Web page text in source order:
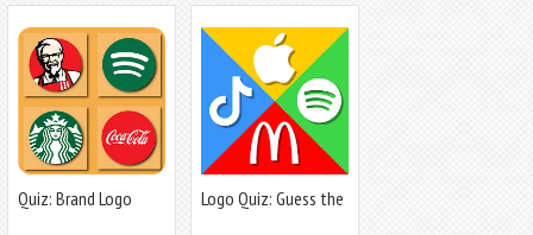
Quiz: Brand Logo
Logo Quiz: Guess the